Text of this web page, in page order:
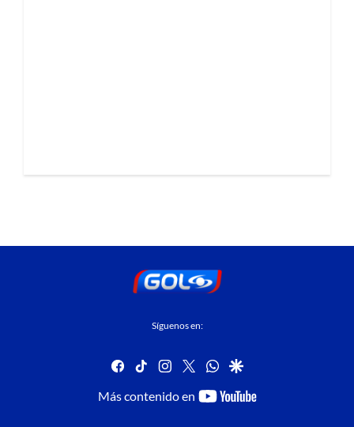
Síguenos en:
facebook
tiktok instagram
twitterwhatsapp
google
Más contenido en
youtube-